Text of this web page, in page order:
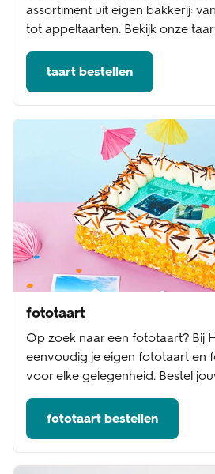
assortiment uit eigen bakkerij:
tot appeltaarten. Bekijk onze
taart bestellen
fototaart
Op zoek naar een fototaart? Bij
eenvoudig je eigen fototaart en
voor elke gelegenheid. Bestel
fototaart bestellen